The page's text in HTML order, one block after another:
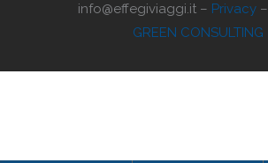
info@effegiviaggi.it – Privacy –
GREEN CONSULTING